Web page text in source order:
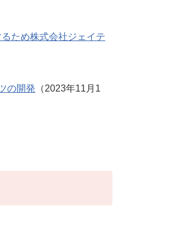
ため株式会社ジェイテ
の開発 （2023年11月1